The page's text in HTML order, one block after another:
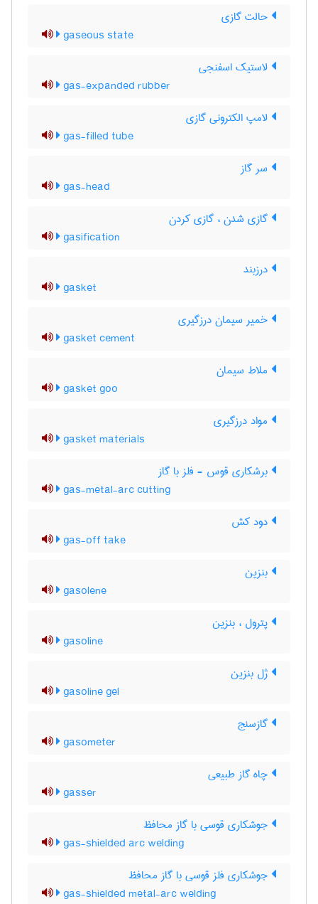
حالت گازی
gaseous state
لاستیک اسفنجی
gas-expanded rubber
لامپ الکترونی گازی
gas-filled tube
سر گاز
gas-head
گازی شدن ، گازی کردن
gasification
درزبند
gasket
خمیر سیمان درزگیری
gasket cement
ملاط سیمان
gasket goo
مواد درزگیری
gasket materials
برشکاری قوس - فلز با گاز
gas-metal-arc cutting
دود کش
gas-off take
بنزین
gasolene
پترول ، بنزین
gasoline
ژل بنزین
gasoline gel
گازسنج
gasometer
چاه گاز طبیعی
gasser
جوشکاری قوسی با گاز محافظ
gas-shielded arc welding
جوشکاری فلز قوسی با گاز محافظ
gas-shielded metal-arc welding